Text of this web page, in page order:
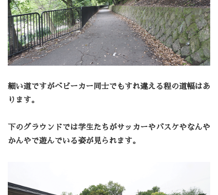
細い道ですがベビーカー同士でもすれ違える程の道幅はあ
ります。
下のグラウンドでは学生たちがサッカーやバスケやなんや
かんやで遊んでいる姿が見られます。